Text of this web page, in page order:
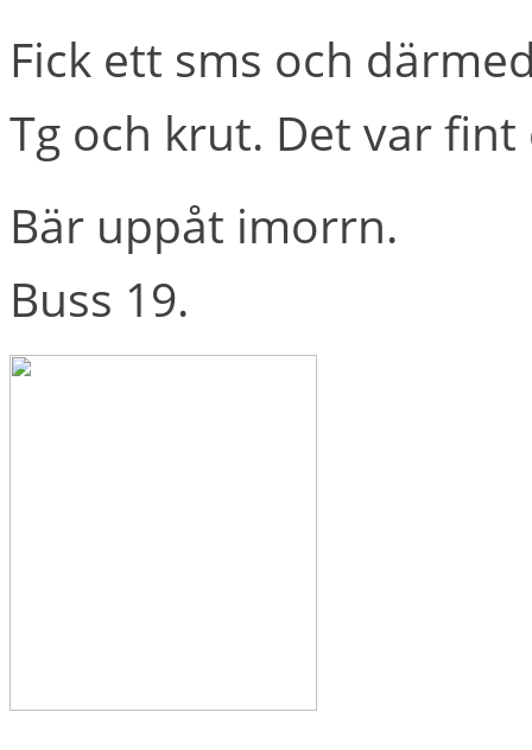
Fick ett sms och
Tg och krut. Det var fint
Bär uppåt imorrn.
Buss 19.